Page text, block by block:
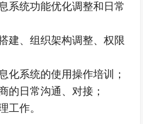
系统功能优化调整和日常
建、组织架构调整、权限
化系统的使用操作培训；
的日常沟通、对接；
工作。